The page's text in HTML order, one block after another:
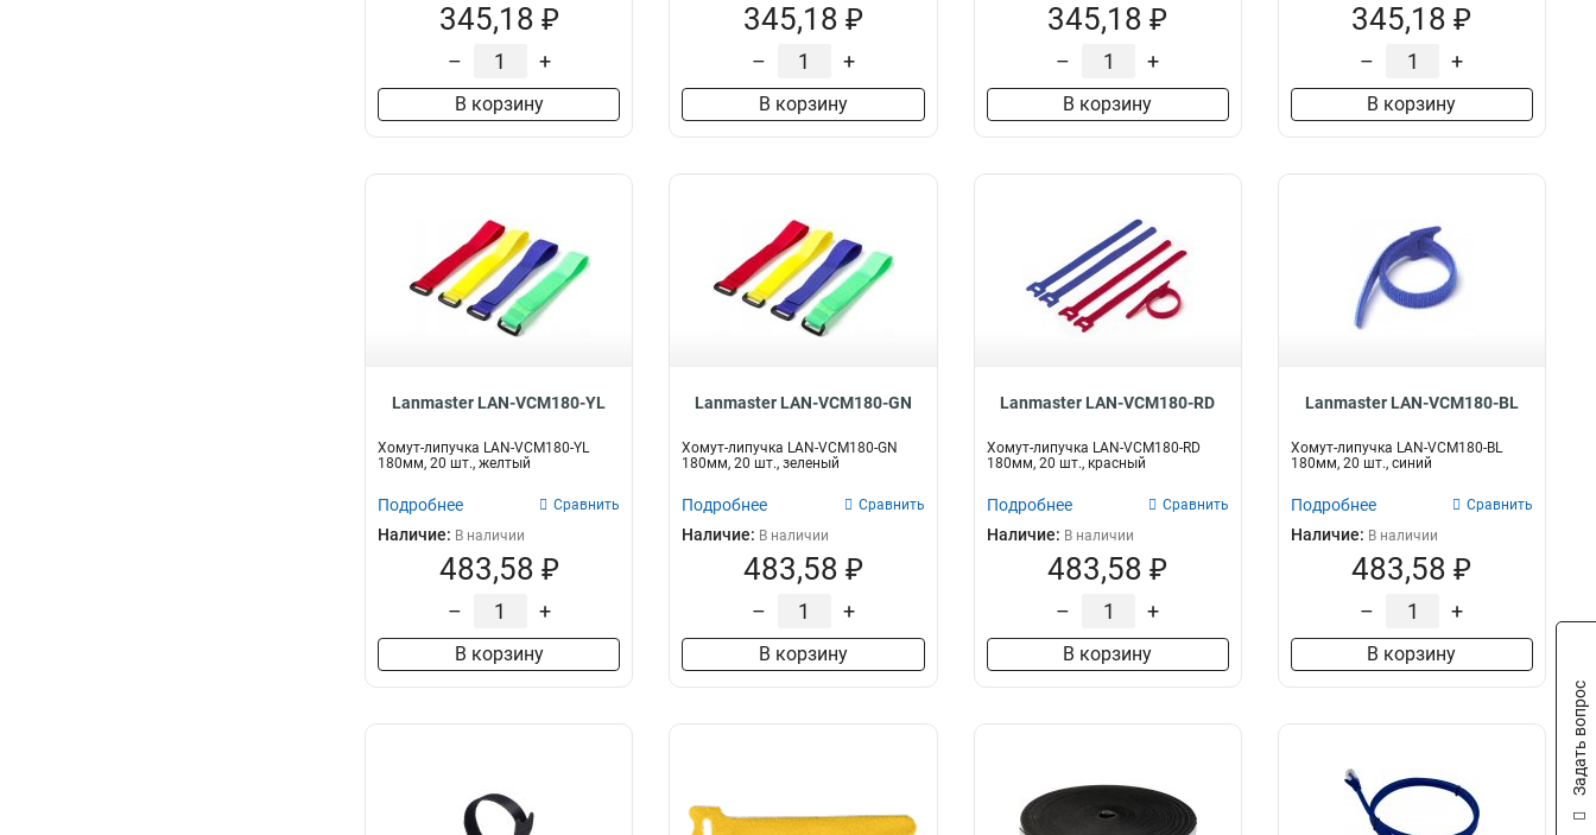
345,18 ₽
– +
В корзину
345,18 ₽
– +
В корзину
345,18 ₽
– +
В корзину
345,18 ₽
– +
В корзину
Lanmaster LAN-VCM180-YL
Хомут-липучка LAN-VCM180-YL
180мм, 20 шт., желтый
Подробнее Сравнить
Наличие: В наличии
483,58 ₽
– +
В корзину
Lanmaster LAN-VCM180-GN
Хомут-липучка LAN-VCM180-GN
180мм, 20 шт., зеленый
Подробнее Сравнить
Наличие: В наличии
483,58 ₽
– +
В корзину
Lanmaster LAN-VCM180-RD
Хомут-липучка LAN-VCM180-RD
180мм, 20 шт., красный
Подробнее Сравнить
Наличие: В наличии
483,58 ₽
– +
В корзину
Lanmaster LAN-VCM180-BL
Хомут-липучка LAN-VCM180-BL
180мм, 20 шт., синий
Подробнее Сравнить
Наличие: В наличии
483,58 ₽
– +
В корзину
Задать вопрос